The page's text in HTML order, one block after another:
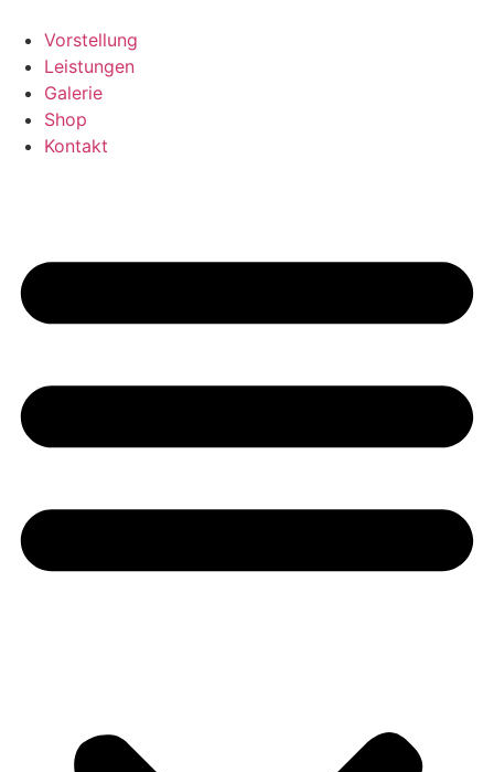
content
Vorstellung
Leistungen
Galerie
Shop
Kontakt